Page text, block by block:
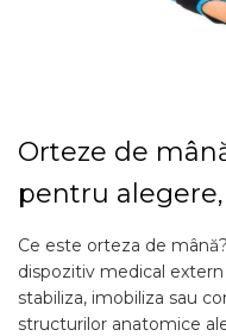
Orteze de
pentru
Ce este orteza de
dispozitiv medical
stabiliza, imobiliza sau
structurilor anatomice